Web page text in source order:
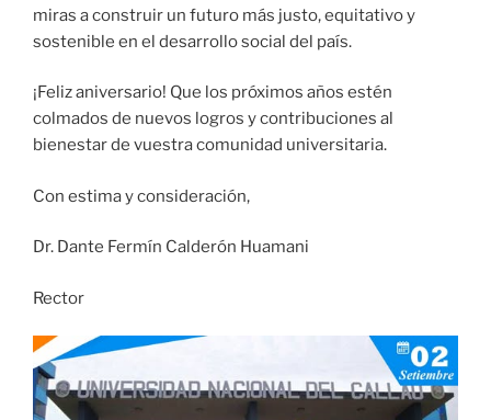
miras a construir un futuro más justo, equitativo y
sostenible en el desarrollo social del país.
¡Feliz aniversario! Que los próximos años estén
colmados de nuevos logros y contribuciones al
bienestar de vuestra comunidad universitaria.
Con estima y consideración,
Dr. Dante Fermín Calderón Huamani
Rector